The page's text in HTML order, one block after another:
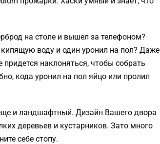
на столе и вышел за телефоном?
воду и один уронил на пол? Даже
придется наклоняться, чтобы собрать
кода уронил на пол яйцо или пролил
и ландшафтный. Дизайн Вашего двора
деревьев и кустарников. Зато много
себе стопу.